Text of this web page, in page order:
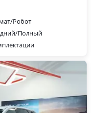
Робот
Полный